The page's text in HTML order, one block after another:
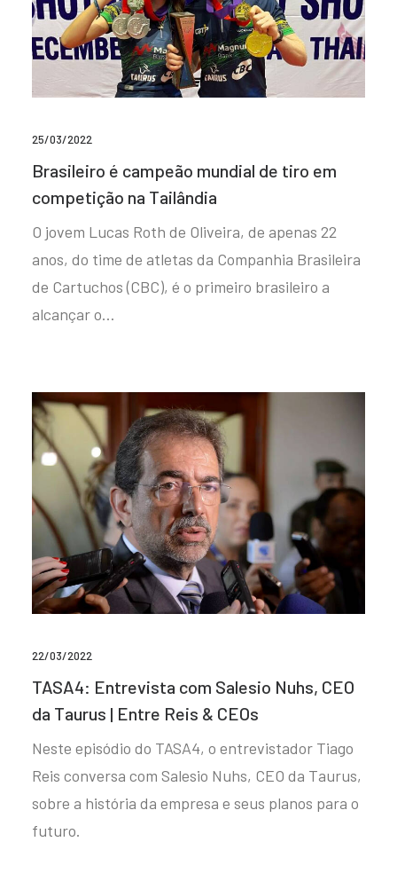
25/03/2022
Brasileiro é campeão mundial de tiro em
competição na Tailândia
O jovem Lucas Roth de Oliveira, de apenas 22
anos, do time de atletas da Companhia Brasileira
de Cartuchos (CBC), é o primeiro brasileiro a
alcançar o…
22/03/2022
TASA4: Entrevista com Salesio Nuhs, CEO
da Taurus | Entre Reis & CEOs
Neste episódio do TASA4, o entrevistador Tiago
Reis conversa com Salesio Nuhs, CEO da Taurus,
sobre a história da empresa e seus planos para o
futuro.